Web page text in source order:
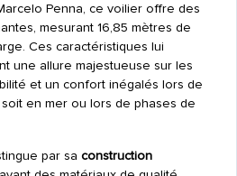
Penna, ce voilier offre des
mesurant 16,85 mètres de
Ces caractéristiques lui
une allure majestueuse sur les
et un confort inégalés lors de
en mer ou lors de phases de
par sa construction